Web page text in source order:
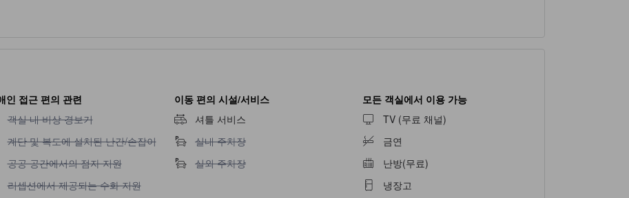
있습니다.
습니다. (예약 불필요)
해 주십시오.
어)
(영어)
인 접근 편의 관련
객실 내 비상 경보기 이용 불가
객실 내 비상 경보기
계단 및 복도에 설치된 난간/손잡이 이용 불가
계단 및 복도에 설치된 난간/손잡이
공공 공간에서의 점자 지원 이용 불가
공공 공간에서의 점자 지원
리셉션에서 제공되는 수화 지원 이용 불가
리셉션에서 제공되는 수화 지원
이동 편의 시설/서비스
셔틀 서비스
실내 주차장 이용 불가
실내 주차장
실외 주차장 이용 불가
실외 주차장
모든 객실에서 이용 가능
TV (무료 채널)
금연
난방(무료)
냉장고